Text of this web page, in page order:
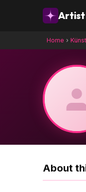
Artist
Home ›
About